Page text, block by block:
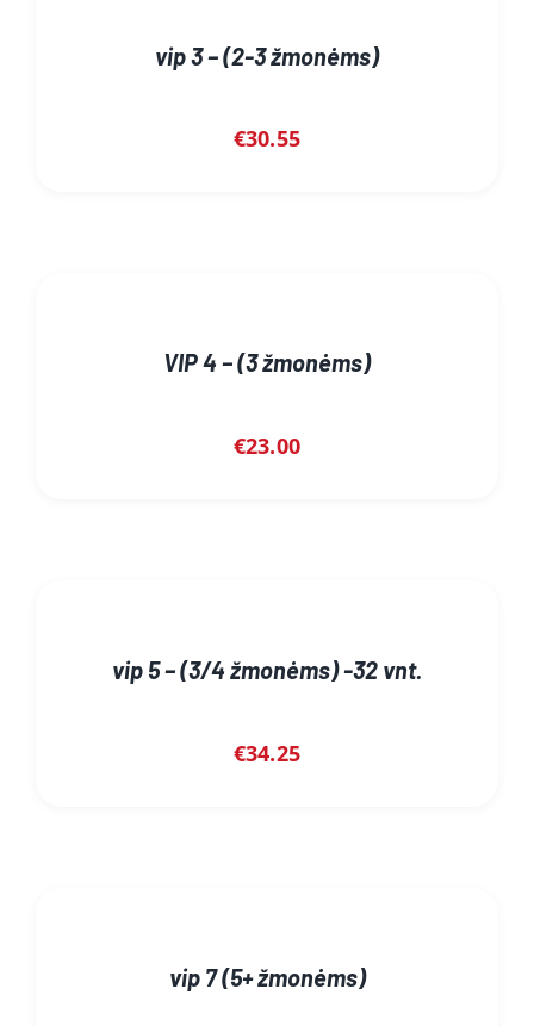
vip 3 – (2-3 žmonėms)
€30.55
VIP 4 – (3 žmonėms)
€23.00
vip 5 – (3/4 žmonėms) -32 vnt.
€34.25
vip 7 (5+ žmonėms)